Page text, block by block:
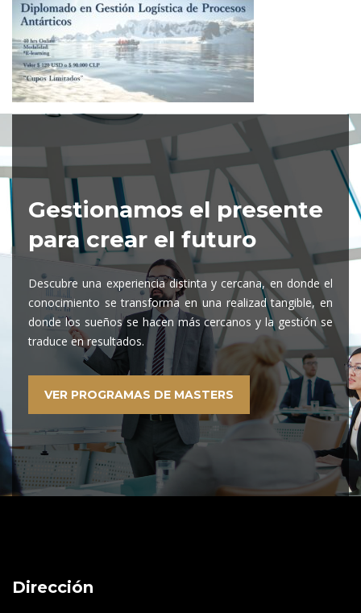
Gestionamos el presente
para crear el futuro
Descubre una experiencia distinta y cercana, en donde el
conocimiento se transforma en una realizad tangible, en
donde los sueños se hacen más cercanos y la gestión se
traduce en resultados.
VER PROGRAMAS DE MASTERS
Dirección